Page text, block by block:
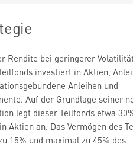
Rendite bei geringerer
investiert in Aktien,
Anleihen und
Auf der Grundlage seiner
legt dieser Teilfonds etwa
Aktien an. Das Vermögen des
15% und maximal zu 45% des